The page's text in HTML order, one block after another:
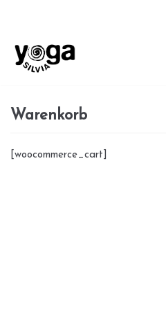
Warenkorb
[woocommerce_cart]